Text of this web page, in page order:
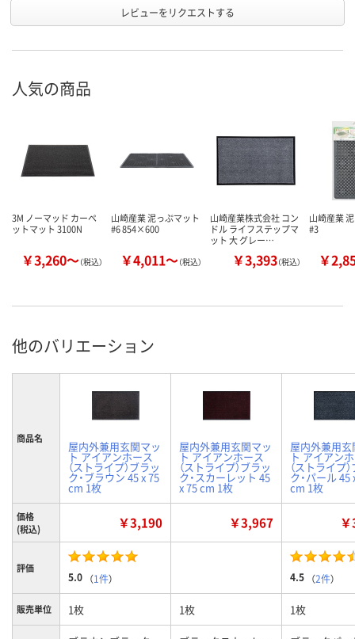
レビューをリクエストする
人気の商品
3M ノーマッド カーペ
ットマット 3100N
￥3,260～（税込）
山崎産業 泥っぷマット
#6 854×600
￥4,011～（税込）
山崎産業株式会社 コン
ドル ライフステップマ
ット 大 グレー…
￥3,393（税込）
山崎産業
#3
￥
他のバリエーション
商品名
屋内外兼用玄関マッ
ト アイアンホース
（ストライプ）ブラッ
ク・ブラウン 45 x 75
cm 1枚
屋内外兼用玄関マッ
ト アイアンホース
（ストライプ）ブラッ
ク・スカーレット 45
x 75 cm 1枚
屋内外兼用
ト アイアン
（ストライプ
ク・パール 45
cm 1枚
価格
(税込)
￥3,190 ￥3,967
評価
5.0 （1件） 4.5 （2件）
販売単位 1枚 1枚 1枚